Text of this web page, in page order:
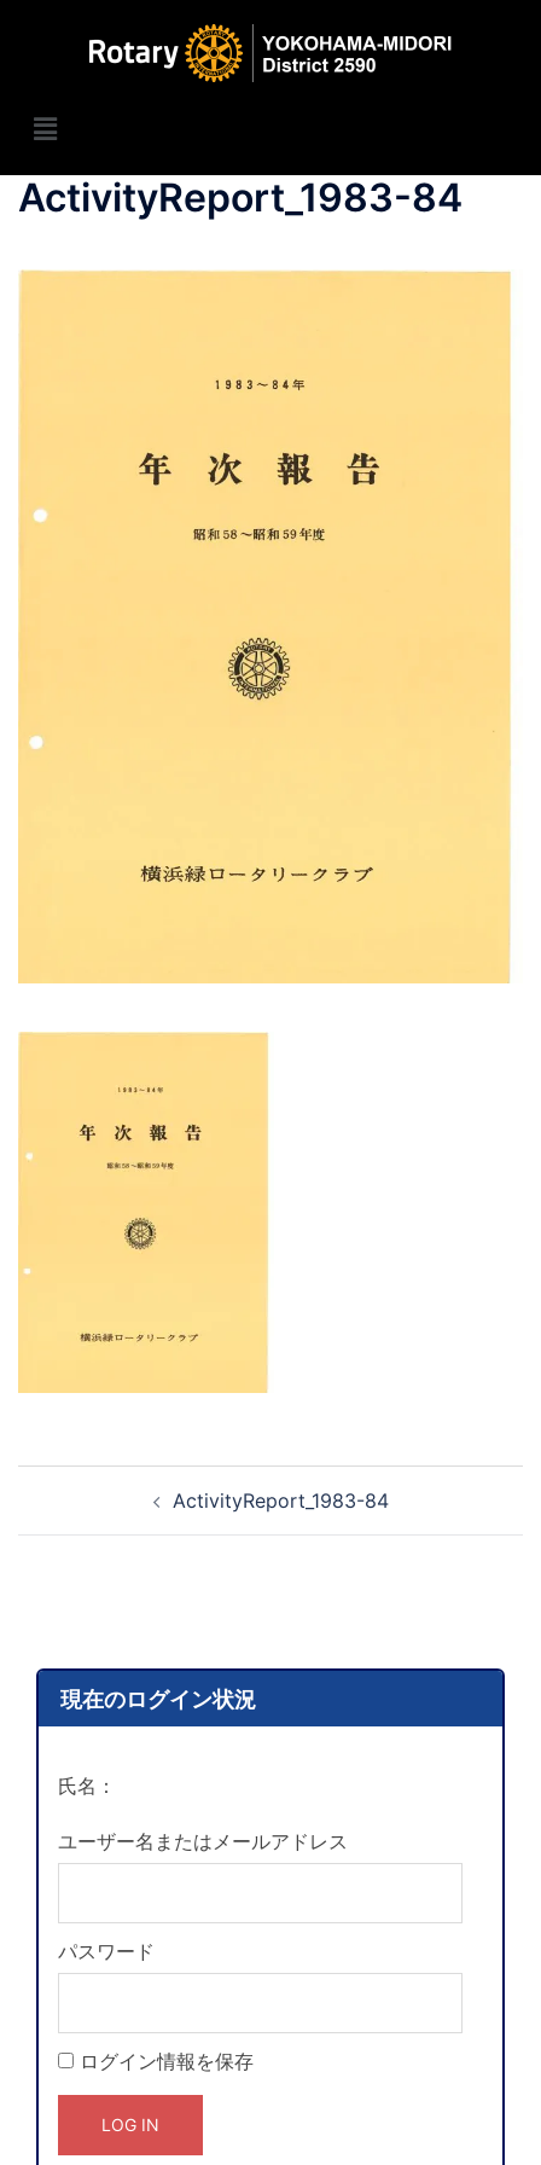
ActivityReport_1983-84
ActivityReport_1983-84
現在のログイン状況
氏名：
ユーザー名またはメールアドレス
パスワード
ログイン情報を保存